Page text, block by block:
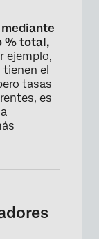
% total,
ejemplo,
el
tasas
es